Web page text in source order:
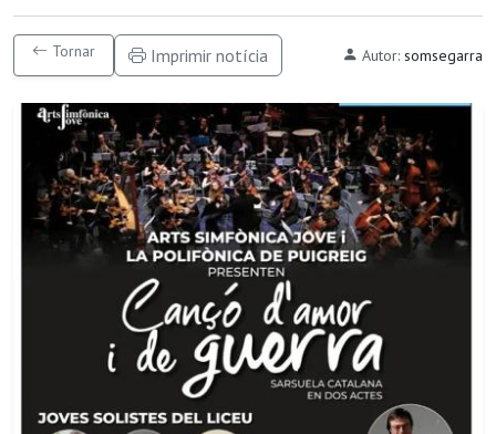
Tornar Imprimir notícia Autor: somsegarra